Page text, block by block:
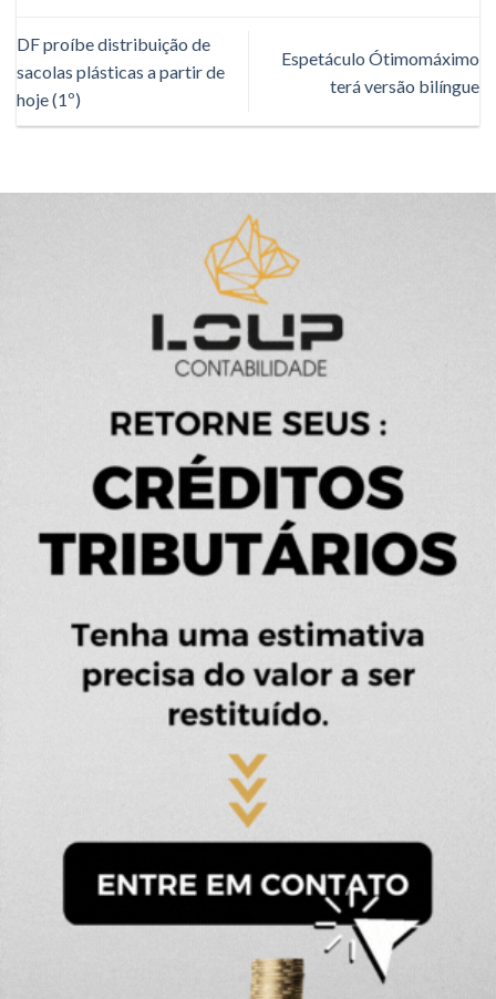
DF proíbe distribuição de
sacolas plásticas a partir de
hoje (1º)
Espetáculo Ótimomáximo
terá versão bilíngue